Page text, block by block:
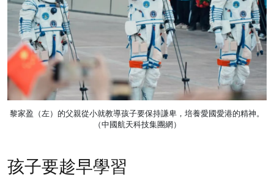
黎家盈（左）的父親從小就教導孩子要保持謙卑，培養愛國愛港的精神。
（中國航天科技集團網）
孩子要趁早學習